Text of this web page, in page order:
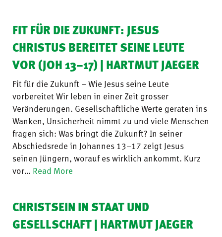
FIT FÜR DIE ZUKUNFT: JESUS
CHRISTUS BEREITET SEINE LEUTE
VOR (JOH 13–17) | HARTMUT JAEGER
Fit für die Zukunft – Wie Jesus seine Leute
vorbereitet Wir leben in einer Zeit grosser
Veränderungen. Gesellschaftliche Werte geraten ins
Wanken, Unsicherheit nimmt zu und viele Menschen
fragen sich: Was bringt die Zukunft? In seiner
Abschiedsrede in Johannes 13–17 zeigt Jesus
seinen Jüngern, worauf es wirklich ankommt. Kurz
vor… Read More
CHRISTSEIN IN STAAT UND
GESELLSCHAFT | HARTMUT JAEGER